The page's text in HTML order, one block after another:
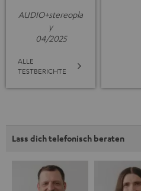
AUDIO+stereopla
y
04/2025
ALLE
TESTBERICHTE
Lass dich telefonisch beraten